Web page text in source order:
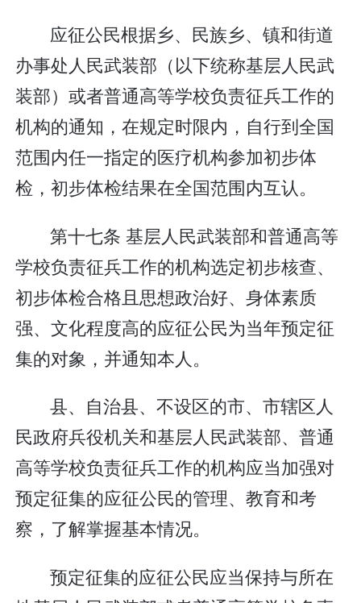
应征公民根据乡、民族乡、镇和街道
办事处人民武装部（以下统称基层人民武
装部）或者普通高等学校负责征兵工作的
机构的通知，在规定时限内，自行到全国
范围内任一指定的医疗机构参加初步体
检，初步体检结果在全国范围内互认。
第十七条 基层人民武装部和普通高等
学校负责征兵工作的机构选定初步核查、
初步体检合格且思想政治好、身体素质
强、文化程度高的应征公民为当年预定征
集的对象，并通知本人。
县、自治县、不设区的市、市辖区人
民政府兵役机关和基层人民武装部、普通
高等学校负责征兵工作的机构应当加强对
预定征集的应征公民的管理、教育和考
察，了解掌握基本情况。
预定征集的应征公民应当保持与所在